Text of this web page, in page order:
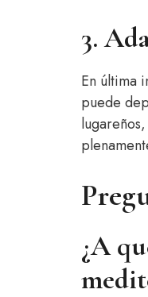
3.
En última
puede
¿A